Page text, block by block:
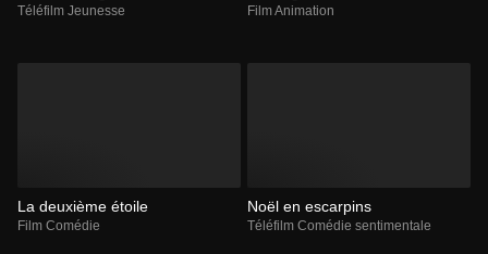
Téléfilm Jeunesse Film Animation
La deuxième étoile
Film Comédie
Noël en escarpins
Téléfilm Comédie sentimentale